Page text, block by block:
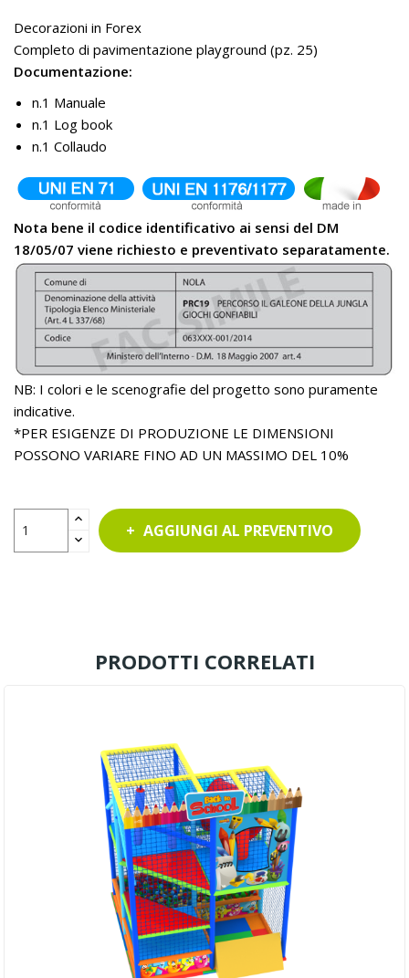
Decorazioni in Forex
Completo di pavimentazione playground (pz. 25)
Documentazione:
n.1 Manuale
n.1 Log book
n.1 Collaudo
Nota bene il codice identificativo ai sensi del DM
18/05/07 viene richiesto e preventivato separatamente.
NB: I colori e le scenografie del progetto sono puramente
indicative.
*PER ESIGENZE DI PRODUZIONE LE DIMENSIONI
POSSONO VARIARE FINO AD UN MASSIMO DEL 10%
AGGIUNGI AL PREVENTIVO
PRODOTTI CORRELATI